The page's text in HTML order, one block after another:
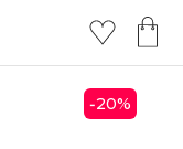
-20%